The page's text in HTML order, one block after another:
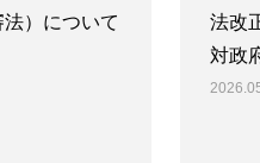
）について
法改
対政